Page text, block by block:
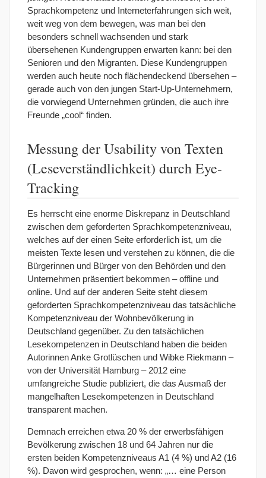
Sprachkompetenz und Interneterfahrungen sich weit,
weit weg von dem bewegen, was man bei den
besonders schnell wachsenden und stark
übersehenen Kundengruppen erwarten kann: bei den
Senioren und den Migranten. Diese Kundengruppen
werden auch heute noch flächendeckend übersehen –
gerade auch von den jungen Start-Up-Unternehmern,
die vorwiegend Unternehmen gründen, die auch ihre
Freunde „cool“ finden.
Messung der Usability von Texten
(Leseverständlichkeit) durch Eye-
Tracking
Es herrscht eine enorme Diskrepanz in Deutschland
zwischen dem geforderten Sprachkompetenzniveau,
welches auf der einen Seite erforderlich ist, um die
meisten Texte lesen und verstehen zu können, die die
Bürgerinnen und Bürger von den Behörden und den
Unternehmen präsentiert bekommen – offline und
online. Und auf der anderen Seite steht diesem
geforderten Sprachkompetenzniveau das tatsächliche
Kompetenzniveau der Wohnbevölkerung in
Deutschland gegenüber. Zu den tatsächlichen
Lesekompetenzen in Deutschland haben die beiden
Autorinnen Anke Grotlüschen und Wibke Riekmann –
von der Universität Hamburg – 2012 eine
umfangreiche Studie publiziert, die das Ausmaß der
mangelhaften Lesekompetenzen in Deutschland
transparent machen.
Demnach erreichen etwa 20 % der erwerbsfähigen
Bevölkerung zwischen 18 und 64 Jahren nur die
ersten beiden Kompetenzniveaus A1 (4 %) und A2 (16
%). Davon wird gesprochen, wenn: „… eine Person